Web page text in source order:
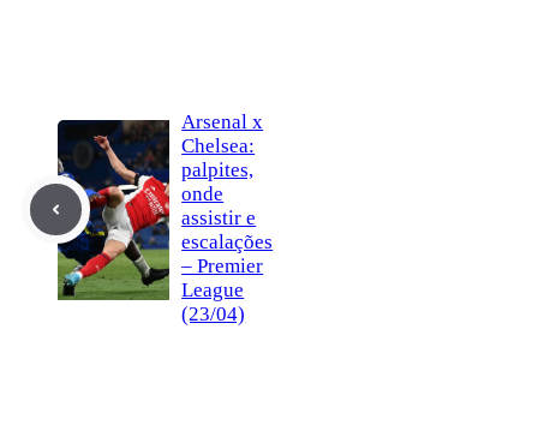
Arsenal x
Chelsea:
palpites,
onde
assistir e
escalações
– Premier
League
(23/04)